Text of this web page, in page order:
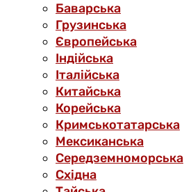
Баварська
Грузинська
Європейська
Індійська
Італійська
Китайська
Корейська
Кримськотатарська
Мексиканська
Середземноморська
Східна